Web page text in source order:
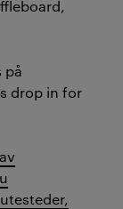
på
drop in for